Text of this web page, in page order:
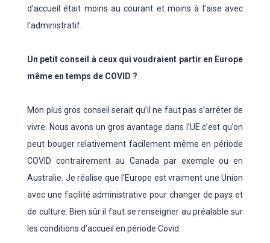
d’accueil était moins au courant et moins à l’aise avec
l’administratif.
Un petit conseil à ceux qui voudraient partir en Europe
même en temps de COVID ?
Mon plus gros conseil serait qu’il ne faut pas s’arrêter de
vivre. Nous avons un gros avantage dans l’UE c’est qu’on
peut bouger relativement facilement même en période
COVID contrairement au Canada par exemple ou en
Australie. Je réalise que l’Europe est vraiment une Union
avec une facilité administrative pour changer de pays et
de culture. Bien sûr il faut se renseigner au préalable sur
les conditions d’accueil en période Covid.